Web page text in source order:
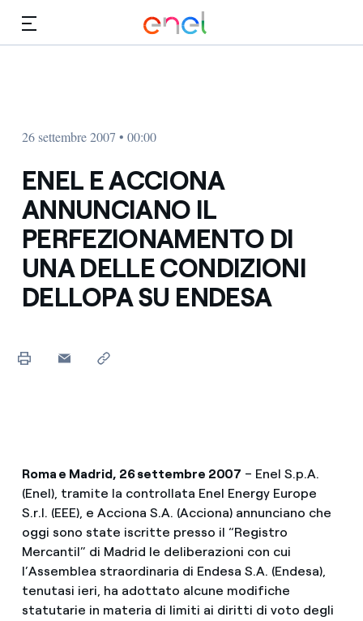
26 settembre 2007 • 00:00
ENEL E ACCIONA
ANNUNCIANO IL
PERFEZIONAMENTO DI
UNA DELLE CONDIZIONI
DELLOPA SU ENDESA
Roma e Madrid, 26 settembre 2007 – Enel S.p.A.
(Enel), tramite la controllata Enel Energy Europe
S.r.l. (EEE), e Acciona S.A. (Acciona) annunciano che
oggi sono state iscritte presso il “Registro
Mercantil” di Madrid le deliberazioni con cui
l’Assemblea straordinaria di Endesa S.A. (Endesa),
tenutasi ieri, ha adottato alcune modifiche
statutarie in materia di limiti ai diritti di voto degli